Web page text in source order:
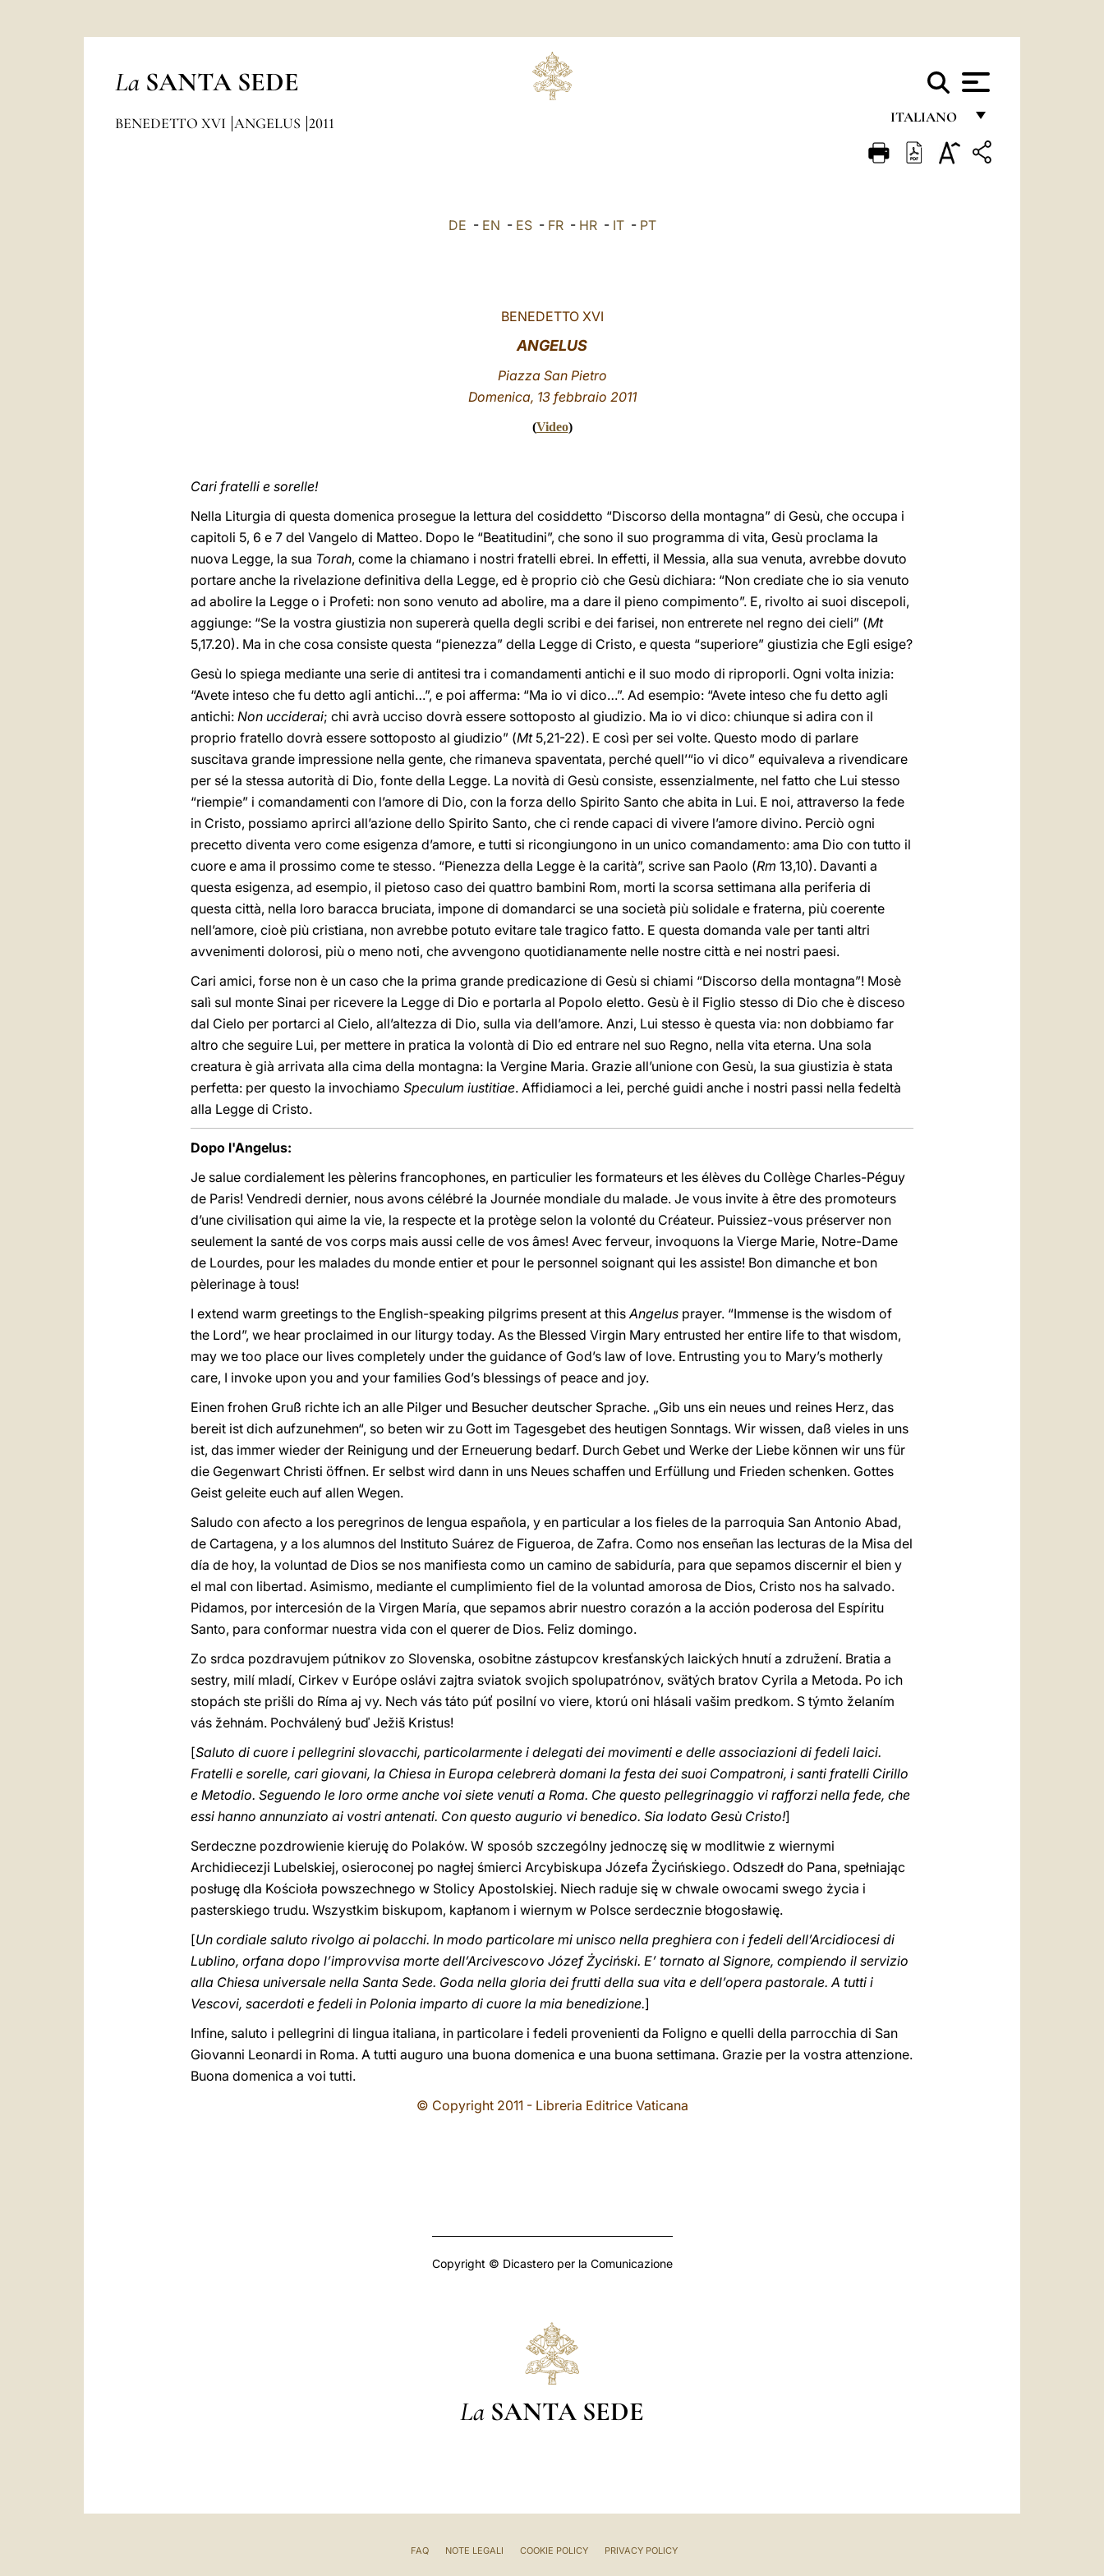
La SANTA SEDE
ITALIANO
FRANÇAIS
BENEDETTO XVI ANGELUS 2011
DE - EN - ES- FR- HR- IT- PT
BENEDETTO XVI
ANGELUS
Piazza San Pietro
Domenica, 13 febbraio 2011
(Video)
Cari fratelli e sorelle!
Nella Liturgia di questa domenica prosegue la lettura del cosiddetto “Discorso della montagna” di Gesù, che occupa i
capitoli 5, 6 e 7 del Vangelo di Matteo. Dopo le “Beatitudini”, che sono il suo programma di vita, Gesù proclama la
nuova Legge, la sua Torah, come la chiamano i nostri fratelli ebrei. In effetti, il Messia, alla sua venuta, avrebbe dovuto
portare anche la rivelazione definitiva della Legge, ed è proprio ciò che Gesù dichiara: “Non crediate che io sia venuto
ad abolire la Legge o i Profeti: non sono venuto ad abolire, ma a dare il pieno compimento”. E, rivolto ai suoi discepoli,
aggiunge: “Se la vostra giustizia non supererà quella degli scribi e dei farisei, non entrerete nel regno dei cieli” (Mt
5,17.20). Ma in che cosa consiste questa “pienezza” della Legge di Cristo, e questa “superiore” giustizia che Egli esige?
Gesù lo spiega mediante una serie di antitesi tra i comandamenti antichi e il suo modo di riproporli. Ogni volta inizia:
“Avete inteso che fu detto agli antichi…”, e poi afferma: “Ma io vi dico…”. Ad esempio: “Avete inteso che fu detto agli
antichi: Non ucciderai; chi avrà ucciso dovrà essere sottoposto al giudizio. Ma io vi dico: chiunque si adira con il
proprio fratello dovrà essere sottoposto al giudizio” (Mt5,21-22). E così per sei volte. Questo modo di parlare
suscitava grande impressione nella gente, che rimaneva spaventata, perché quell’“io vi dico” equivaleva a rivendicare
per sé la stessa autorità di Dio, fonte della Legge. La novità di Gesù consiste, essenzialmente, nel fatto che Lui stesso
“riempie” i comandamenti con l’amore di Dio, con la forza dello Spirito Santo che abita in Lui. E noi, attraverso la fede
in Cristo, possiamo aprirci all’azione dello Spirito Santo, che ci rende capaci di vivere l’amore divino. Perciò ogni
precetto diventa vero come esigenza d’amore, e tutti si ricongiungono in un unico comandamento: ama Dio con tutto il
cuore e ama il prossimo come te stesso. “Pienezza della Legge è la carità”, scrive san Paolo (Rm 13,10). Davanti a
questa esigenza, ad esempio, il pietoso caso dei quattro bambini Rom, morti la scorsa settimana alla periferia di
questa città, nella loro baracca bruciata, impone di domandarci se una società più solidale e fraterna, più coerente
nell’amore, cioè più cristiana, non avrebbe potuto evitare tale tragico fatto. E questa domanda vale per tanti altri
avvenimenti dolorosi, più o meno noti, che avvengono quotidianamente nelle nostre città e nei nostri paesi.
Cari amici, forse non è un caso che la prima grande predicazione di Gesù si chiami “Discorso della montagna”! Mosè
salì sul monte Sinai per ricevere la Legge di Dio e portarla al Popolo eletto. Gesù è il Figlio stesso di Dio che è disceso
dal Cielo per portarci al Cielo, all’altezza di Dio, sulla via dell’amore. Anzi, Lui stesso è questa via: non dobbiamo far
altro che seguire Lui, per mettere in pratica la volontà di Dio ed entrare nel suo Regno, nella vita eterna. Una sola
creatura è già arrivata alla cima della montagna: la Vergine Maria. Grazie all’unione con Gesù, la sua giustizia è stata
perfetta: per questo la invochiamo Speculum iustitiae. Affidiamoci a lei, perché guidi anche i nostri passi nella fedeltà
alla Legge di Cristo.
Dopo l'Angelus:
Je salue cordialement les pèlerins francophones, en particulier les formateurs et les élèves du Collège Charles-Péguy
de Paris! Vendredi dernier, nous avons célébré la Journée mondiale du malade. Je vous invite à être des promoteurs
d’une civilisation qui aime la vie, la respecte et la protège selon la volonté du Créateur. Puissiez-vous préserver non
seulement la santé de vos corps mais aussi celle de vos âmes! Avec ferveur, invoquons la Vierge Marie, Notre-Dame
de Lourdes, pour les malades du monde entier et pour le personnel soignant qui les assiste! Bon dimanche et bon
pèlerinage à tous!
I extend warm greetings to the English-speaking pilgrims present at thisAngelus prayer. “Immense is the wisdom of
the Lord”, we hear proclaimed in our liturgy today. As the Blessed Virgin Mary entrusted her entire life to that wisdom,
may we too place our lives completely under the guidance of God’s law of love. Entrusting you to Mary’s motherly
care, I invoke upon you and your families God’s blessings of peace and joy.
Einen frohen Gruß richte ich an alle Pilger und Besucher deutscher Sprache. „Gib uns ein neues und reines Herz, das
bereit ist dich aufzunehmen“, so beten wir zu Gott im Tagesgebet des heutigen Sonntags. Wir wissen, daß vieles in uns
ist, das immer wieder der Reinigung und der Erneuerung bedarf. Durch Gebet und Werke der Liebe können wir uns für
die Gegenwart Christi öffnen. Er selbst wird dann in uns Neues schaffen und Erfüllung und Frieden schenken. Gottes
Geist geleite euch auf allen Wegen.
Saludo con afecto a los peregrinos de lengua española, y en particular a los fieles de la parroquia San Antonio Abad,
de Cartagena, y a los alumnos del Instituto Suárez de Figueroa, de Zafra. Como nos enseñan las lecturas de la Misa del
día de hoy, la voluntad de Dios se nos manifiesta como un camino de sabiduría, para que sepamos discernir el bien y
el mal con libertad. Asimismo, mediante el cumplimiento fiel de la voluntad amorosa de Dios, Cristo nos ha salvado.
Pidamos, por intercesión de la Virgen María, que sepamos abrir nuestro corazón a la acción poderosa del Espíritu
Santo, para conformar nuestra vida con el querer de Dios. Feliz domingo.
Zo srdca pozdravujem pútnikov zo Slovenska, osobitne zástupcov kresťanských laických hnutí a združení. Bratia a
sestry, milí mladí, Cirkev v Európe oslávi zajtra sviatok svojich spolupatrónov, svätých bratov Cyrila a Metoda. Po ich
stopách ste prišli do Ríma aj vy. Nech vás táto púť posilní vo viere, ktorú oni hlásali vašim predkom. S týmto želaním
vás žehnám. Pochválený buď Ježiš Kristus!
[Saluto di cuore i pellegrini slovacchi, particolarmente i delegati dei movimenti e delle associazioni di fedeli laici.
Fratelli e sorelle, cari giovani, la Chiesa in Europa celebrerà domani la festa dei suoi Compatroni, i santi fratelli Cirillo
e Metodio. Seguendo le loro orme anche voi siete venuti a Roma. Che questo pellegrinaggio vi rafforzi nella fede, che
essi hanno annunziato ai vostri antenati. Con questo augurio vi benedico. Sia lodato Gesù Cristo!]
Serdeczne pozdrowienie kieruję do Polaków. W sposób szczególny jednoczę się w modlitwie z wiernymi
Archidiecezji Lubelskiej, osieroconej po nagłej śmierci Arcybiskupa Józefa Życińskiego. Odszedł do Pana, spełniając
posługę dla Kościoła powszechnego w Stolicy Apostolskiej. Niech raduje się w chwale owocami swego życia i
pasterskiego trudu. Wszystkim biskupom, kapłanom i wiernym w Polsce serdecznie błogosławię.
[Un cordiale saluto rivolgo ai polacchi. In modo particolare mi unisco nella preghiera con i fedeli dell’Arcidiocesi di
Lublino, orfana dopo l’improvvisa morte dell’Arcivescovo Józef Życiński. E’ tornato al Signore, compiendo il servizio
alla Chiesa universale nella Santa Sede. Goda nella gloria dei frutti della sua vita e dell’opera pastorale. A tutti i
Vescovi, sacerdoti e fedeli in Polonia imparto di cuore la mia benedizione.]
Infine, saluto i pellegrini di lingua italiana, in particolare i fedeli provenienti da Foligno e quelli della parrocchia di San
Giovanni Leonardi in Roma. A tutti auguro una buona domenica e una buona settimana. Grazie per la vostra attenzione.
Buona domenica a voi tutti.
© Copyright 2011 - Libreria Editrice Vaticana
Copyright © Dicastero per la Comunicazione
La SANTA SEDE
FAQ NOTE LEGALI COOKIE POLICY PRIVACY POLICY